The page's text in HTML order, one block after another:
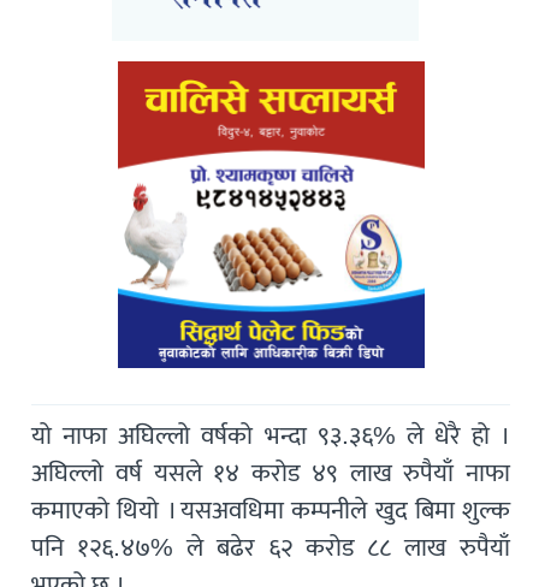
यो नाफा अघिल्लो वर्षको भन्दा ९३.३६% ले धेरै हो ।
अघिल्लो वर्ष यसले १४ करोड ४९ लाख रुपैयाँ नाफा
कमाएको थियो । यसअवधिमा कम्पनीले खुद बिमा शुल्क
पनि १२६.४७% ले बढेर ६२ करोड ८८ लाख रुपैयाँ